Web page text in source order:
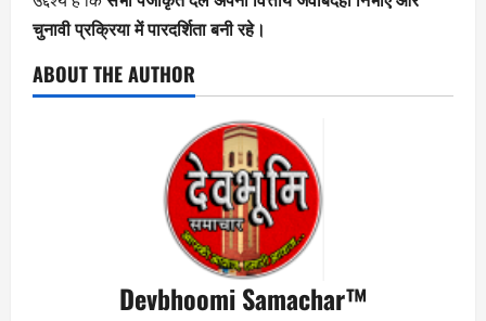
चुनावी प्रक्रिया में पारदर्शिता बनी रहे।
ABOUT THE AUTHOR
Devbhoomi Samachar™